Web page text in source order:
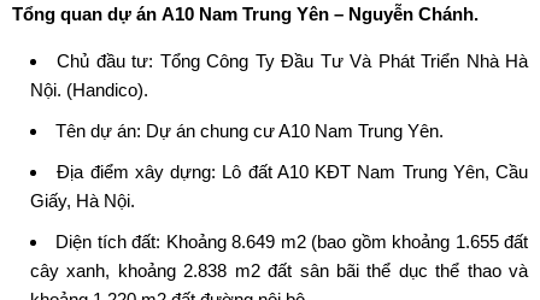
Tổng quan dự án A10 Nam Trung Yên – Nguyễn Chánh.
Chủ đầu tư: Tổng Công Ty Đầu Tư Và Phát Triển Nhà Hà
Nội. (Handico).
Tên dự án: Dự án chung cư A10 Nam Trung Yên.
Địa điểm xây dựng: Lô đất A10 KĐT Nam Trung Yên, Cầu
Giấy, Hà Nội.
Diện tích đất: Khoảng 8.649 m2 (bao gồm khoảng 1.655 đất
cây xanh, khoảng 2.838 m2 đất sân bãi thể dục thể thao và